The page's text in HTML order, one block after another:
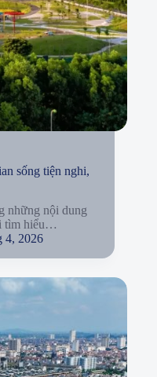
sống tiện nghi,
những nội dung
tìm hiểu…
4, 2026